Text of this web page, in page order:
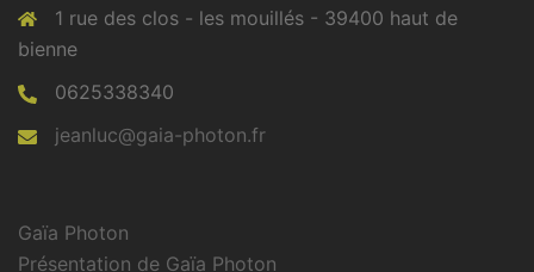
1 rue des clos - les mouillés - 39400 haut de
bienne
0625338340
jeanluc@gaia-photon.fr
Gaïa Photon
Présentation de Gaïa Photon